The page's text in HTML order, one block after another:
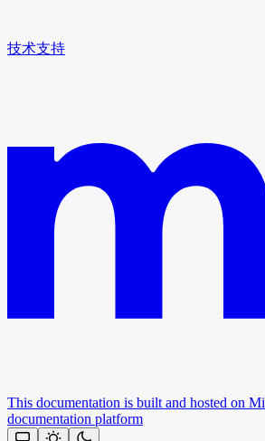
技术支持
This documentation is built and hosted on
documentation platform